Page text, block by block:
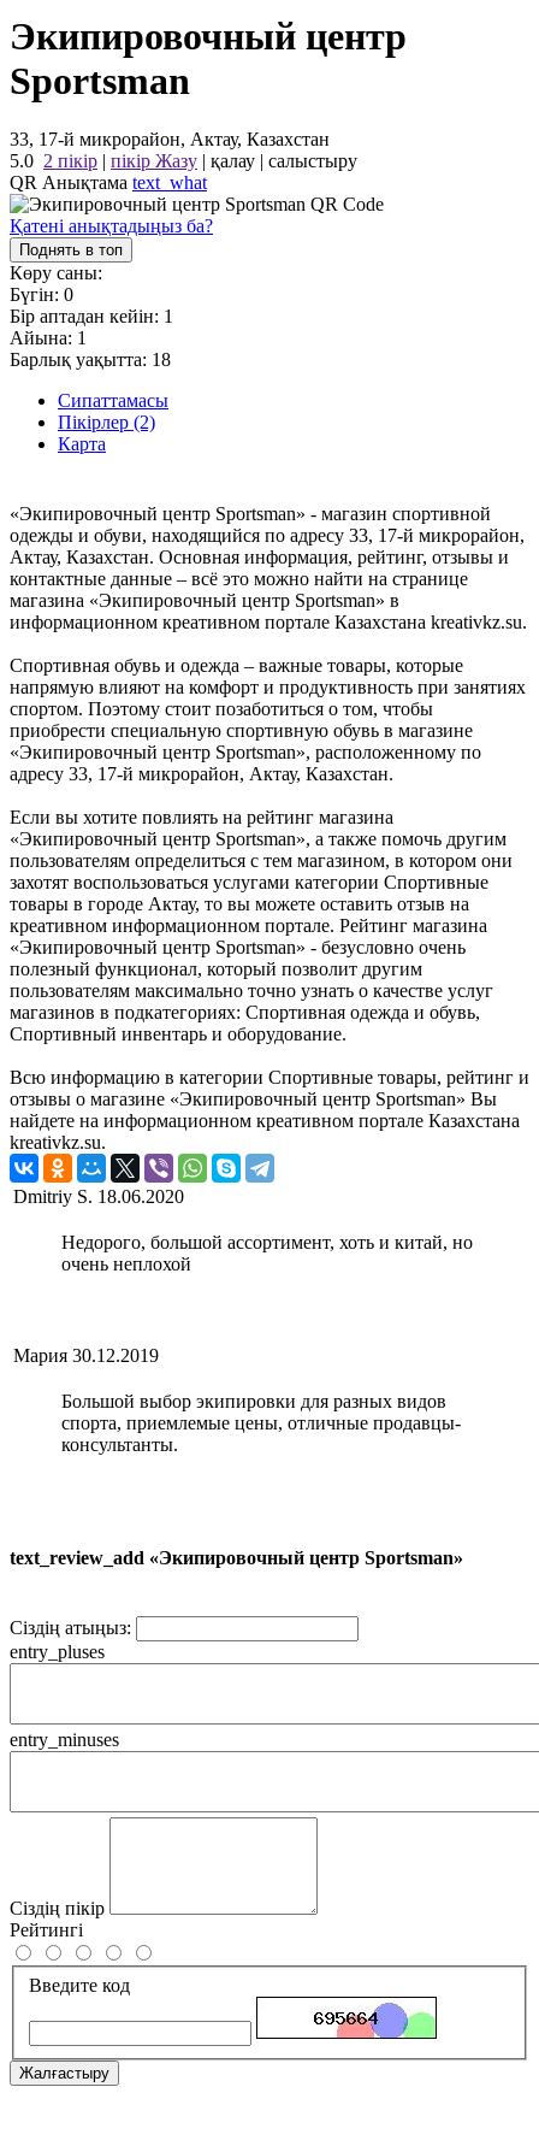
Экипировочный центр
Sportsman
33, 17-й микрорайон, Актау, Казахстан
5.0 2 пікір | пікір Жазу | қалау | салыстыру
QR Анықтама text_what
Қатені анықтадыңыз ба?
Поднять в топ
Көру саны:
Бүгін: 0
Бір аптадан кейін: 1
Айына: 1
Барлық уақытта: 18
Сипаттамасы
Пікірлер (2)
Карта
«Экипировочный центр Sportsman» - магазин спортивной
одежды и обуви, находящийся по адресу 33, 17-й микрорайон,
Актау, Казахстан. Основная информация, рейтинг, отзывы и
контактные данные – всё это можно найти на странице
магазина «Экипировочный центр Sportsman» в
информационном креативном портале Казахстана kreativkz.su.
Спортивная обувь и одежда – важные товары, которые
напрямую влияют на комфорт и продуктивность при занятиях
спортом. Поэтому стоит позаботиться о том, чтобы
приобрести специальную спортивную обувь в магазине
«Экипировочный центр Sportsman», расположенному по
адресу 33, 17-й микрорайон, Актау, Казахстан.
Если вы хотите повлиять на рейтинг магазина
«Экипировочный центр Sportsman», а также помочь другим
пользователям определиться с тем магазином, в котором они
захотят воспользоваться услугами категории Спортивные
товары в городе Актау, то вы можете оставить отзыв на
креативном информационном портале. Рейтинг магазина
«Экипировочный центр Sportsman» - безусловно очень
полезный функционал, который позволит другим
пользователям максимально точно узнать о качестве услуг
магазинов в подкатегориях: Спортивная одежда и обувь,
Спортивный инвентарь и оборудование.
Всю информацию в категории Спортивные товары, рейтинг и
отзывы о магазине «Экипировочный центр Sportsman» Вы
найдете на информационном креативном портале Казахстана
kreativkz.su.
Dmitriy S. 18.06.2020
Недорого, большой ассортимент, хоть и китай, но
очень неплохой
Мария 30.12.2019
Большой выбор экипировки для разных видов
спорта, приемлемые цены, отличные продавцы-
консультанты.
text_review_add «Экипировочный центр Sportsman»
Сіздің атыңыз:
entry_pluses
entry_minuses
Сіздің пікір
Рейтингі
Введите код
Жалғастыру